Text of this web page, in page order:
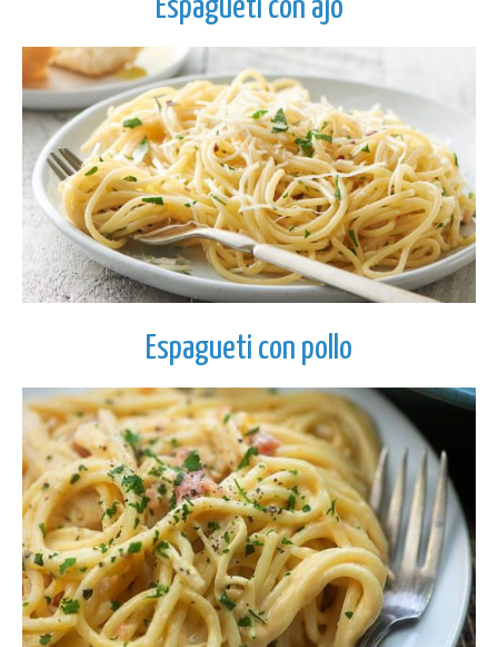
Espagueti con ajo
Espagueti con pollo